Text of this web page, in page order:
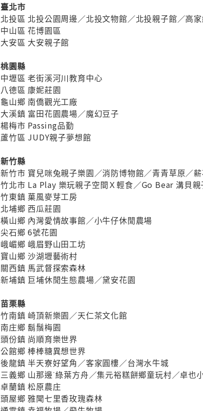
臺北市
北投區 北投公園周邊／北投文物館／北投親子館／高
中山區 花博園區
大安區 大安親子館
桃園縣
中壢區 老街溪河川教育中心
八德區 康妮莊園
龜山鄉 南僑觀光工廠
大溪鎮 富田花園農場／魔幻豆子
楊梅市 Passing品勤
蘆竹區 JUDY親子夢想館
新竹縣
新竹市 寶兒咪兔親子樂園／消防博物館／青青草原／
竹北市 La Play 樂玩親子空間Ｘ輕食／Go Bear 溝貝
竹東鎮 菓風麥芽工房
北埔鄉 西瓜莊園
橫山鄉 內灣愛情故事館／小牛仔休閒農場
尖石鄉 6號花園
峨嵋鄉 峨眉野山田工坊
寶山鄉 沙湖壢藝術村
關西鎮 馬武督探索森林
新埔鎮 巨埔休閒生態農場／黛安花園
苗栗縣
竹南鎮 崎頂新樂園／天仁茶文化館
南庄鄉 鬍鬚梅園
頭份鎮 尚順育樂世界
公館鄉 棒棒糖異想世界
後龍鎮 半天寮好望角／客家圓樓／台灣水牛城
三義鄉 山那邊˙綠葉方舟／集元裕糕餅鄉童玩村／卓也
卓蘭鎮 松原農庄
頭屋鄉 雅聞七里香玫瑰森林